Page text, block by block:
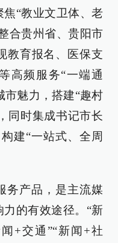
“教业文卫体、老
合贵州省、贵阳市
教育报名、医保支
高频服务“一端通
市魅力，搭建“趣村
同时集成书记市长
建“一站式、全周
务产品，是主流媒
的有效途径。“新
+交通”“新闻+社